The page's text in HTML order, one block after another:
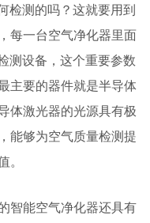
检测的吗？这就要用到
每一台空气净化器里面
测设备，这个重要参数
主要的器件就是半导体
体激光器的光源具有极
能够为空气质量检测提
智能空气净化器还具有